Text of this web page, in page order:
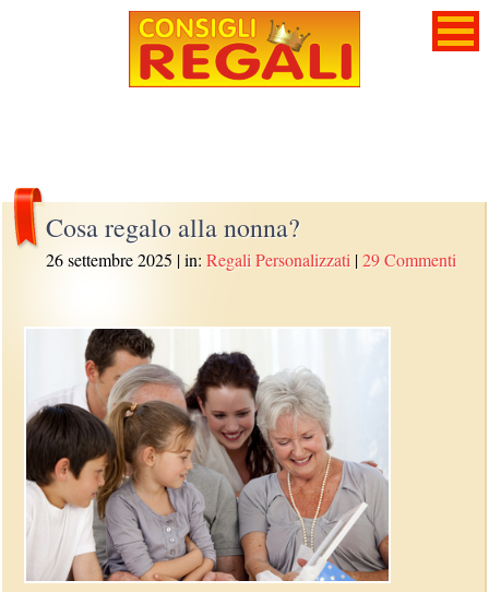
Cosa regalo alla nonna?
26 settembre 2025 | in:Regali Personalizzati |29 Commenti